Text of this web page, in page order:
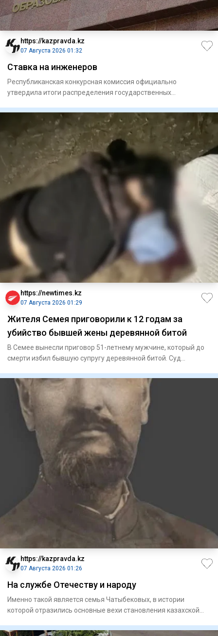
https://kazpravda.kz
07 Августа 2026 01:32
Ставка на инженеров
Республиканская конкурсная комиссия официально
утвердила итоги распределения государственных
https://newtimes.kz
07 Августа 2026 01:29
Жителя Семея приговорили к 12 годам за
убийство бывшей жены деревянной битой
В Семее вынесли приговор 51-летнему мужчине, который до
смерти избил бывшую супругу деревянной битой. Суд
https://kazpravda.kz
07 Августа 2026 01:26
На службе Отечеству и народу
Именно такой является семья Чатыбековых, в истории
которой отразились основные вехи становления казахской